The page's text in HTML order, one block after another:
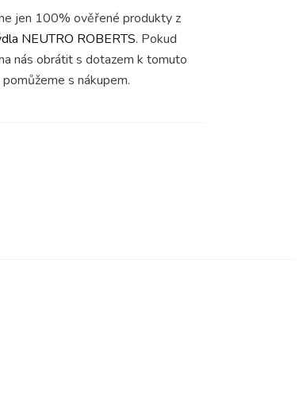
jen 100% ověřené produkty z
NEUTRO ROBERTS. Pokud
nás obrátit s dotazem k tomuto
s nákupem.